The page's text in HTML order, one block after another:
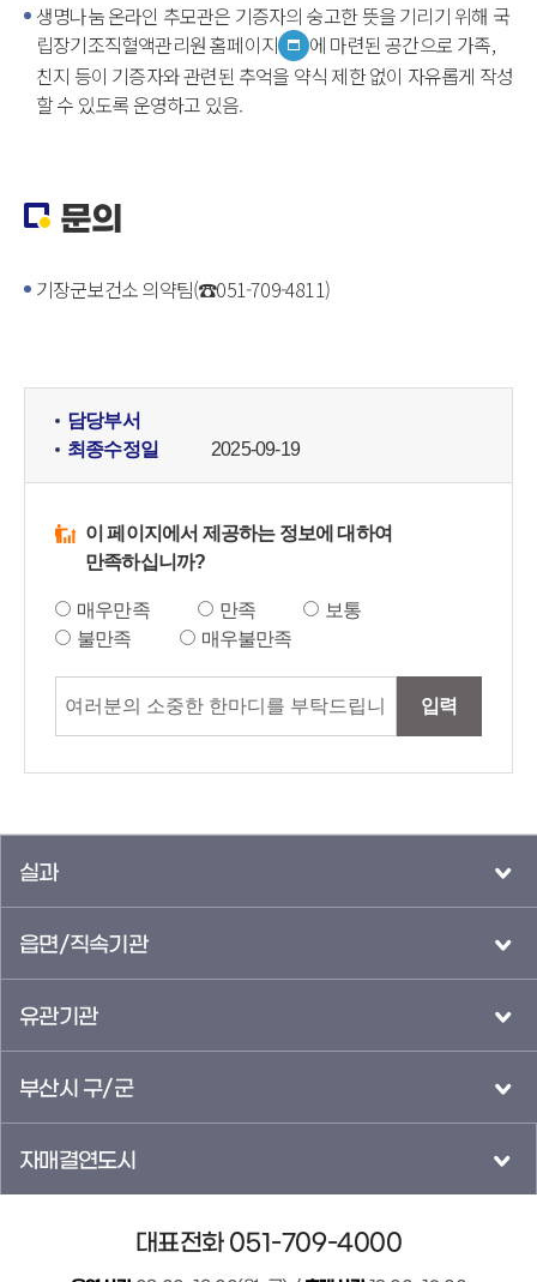
생명나눔 온라인 추모관은 기증자의 숭고한 뜻을 기리기 위해 국
립장기조직혈액관리원 홈페이지
에 마련된 공간으로 가족,
친지 등이 기증자와 관련된 추억을 약식 제한 없이 자유롭게 작성
할 수 있도록 운영하고 있음.
문의
기장군보건소 의약팀(☎051-709-4811)
담당부서
최종수정일
2025-09-19
이 페이지에서 제공하는 정보에 대하여
만족하십니까?
매우만족 만족
보통
불만족
매우불만족
입력
실과
읍면/직속기관
유관기관
부산시 구/군
자매결연도시
대표전화 051-709-4000